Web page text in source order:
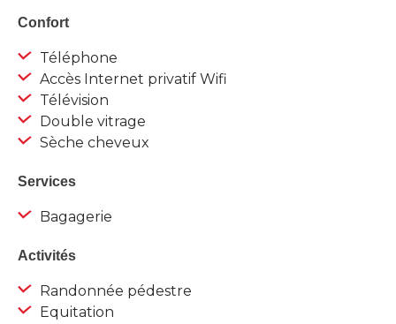
Confort
Téléphone
Accès Internet privatif Wifi
Télévision
Double vitrage
Sèche cheveux
Services
Bagagerie
Activités
Randonnée pédestre
Equitation